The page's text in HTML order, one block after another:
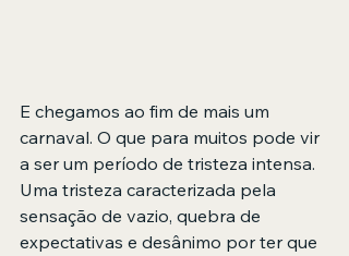
E chegamos ao fim de mais um
carnaval. O que para muitos pode vir
a ser um período de tristeza intensa.
Uma tristeza caracterizada pela
sensação de vazio, quebra de
expectativas e desânimo por ter que